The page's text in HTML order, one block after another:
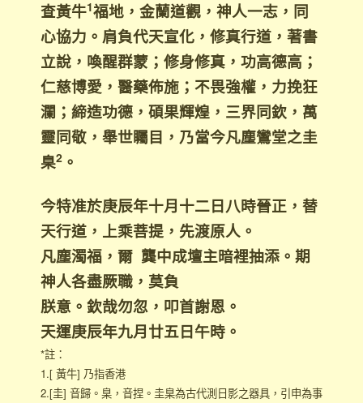
查黃牛1福地，金蘭道觀，神人一志，同
心協力。肩負代天宣化，修真行道，著書
立說，喚醒群蒙；修身修真，功高德高；
仁慈博愛，醫藥佈施；不畏強權，力挽狂
瀾；締造功德，碩果輝煌，三界同欽，萬
靈同敬，舉世矚目，乃當今凡塵鸞堂之圭
臬2 。
今特准於庚辰年十月十二日八時晉正，替
天行道，上乘菩提，先渡原人。
凡塵濁福，爾 龔中成壇主暗裡抽添。期
神人各盡厥職，莫負
朕意。欽哉勿忽，叩首謝恩。
天運庚辰年九月廿五日午時。
*註：
1.[ 黃牛] 乃指香港
2.[圭] 音歸。臬，音捏。圭臬為古代測日影之器具，引申為事